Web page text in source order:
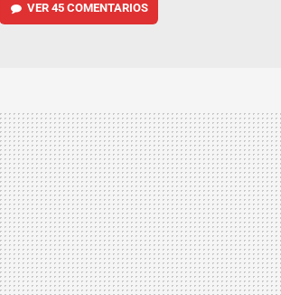
VER 45 COMENTARIOS